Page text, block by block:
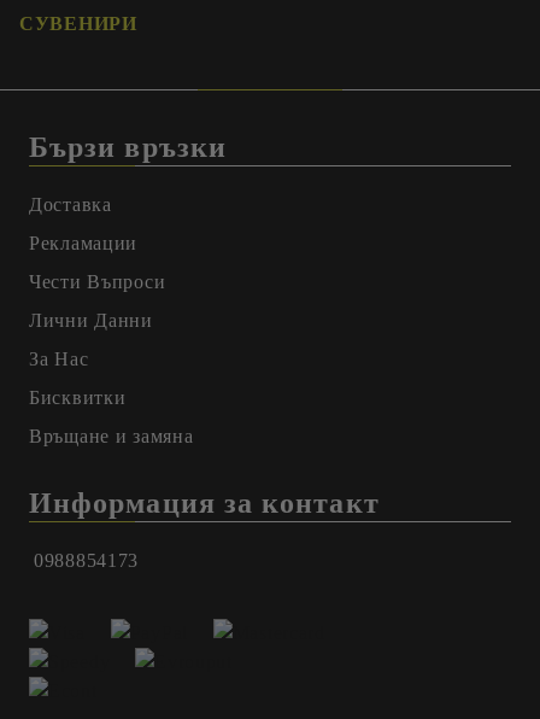
СУВЕНИРИ
Бързи връзки
Доставка
Рекламации
Чести Въпроси
Лични Данни
За Нас
Бисквитки
Връщане и замяна
Информация за контакт
0988854173